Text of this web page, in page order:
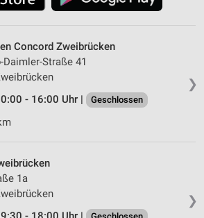
❯
Concord Zweibrücken
Daimler-Straße 41
- 16:00 Uhr |
Geschlossen
❯
1a